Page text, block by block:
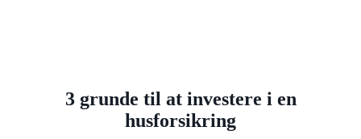
3 grunde til at investere i en
husforsikring